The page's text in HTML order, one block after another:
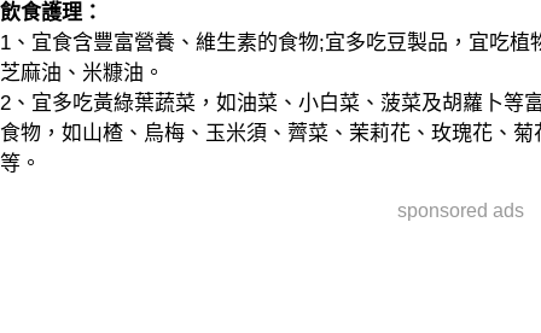
飲食護理：
1、宜食含豐富營養、維生素的食物;宜多吃豆製品，宜吃
芝麻油、米糠油。
2、宜多吃黃綠葉蔬菜，如油菜、小白菜、菠菜及胡蘿卜等
食物，如山楂、烏梅、玉米須、薺菜、茉莉花、玫瑰花、
等。
sponsored ads